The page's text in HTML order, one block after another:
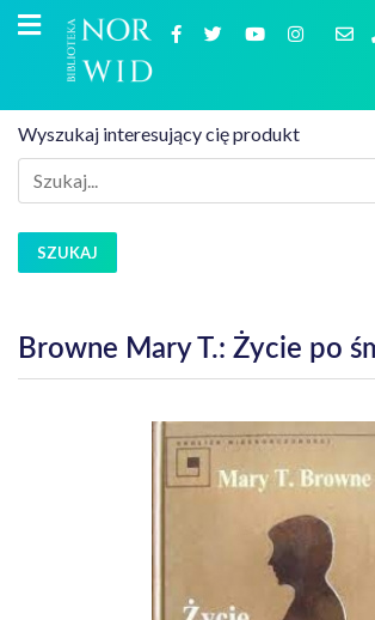
Wyszukaj interesujący cię produkt
SZUKAJ
Browne Mary T.: Życie po